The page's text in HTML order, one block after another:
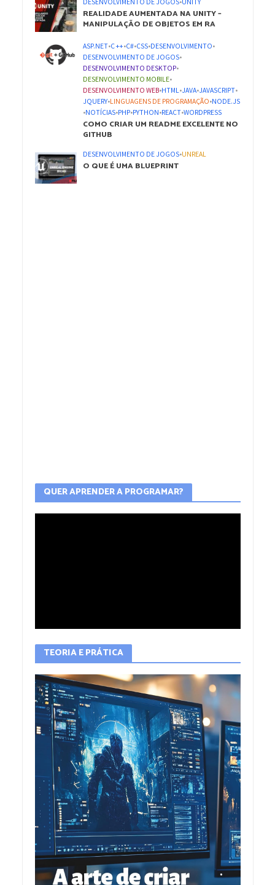
DESENVOLVIMENTO DE JOGOS•UNITY
REALIDADE AUMENTADA NA UNITY –
MANIPULAÇÃO DE OBJETOS EM RA
ASP.NET•C ++•C#•CSS•DESENVOLVIMENTO•
DESENVOLVIMENTO DE JOGOS•
DESENVOLVIMENTO DESKTOP•
DESENVOLVIMENTO MOBILE•
DESENVOLVIMENTO WEB•HTML •JAVA•JAVASCRIPT•
JQUERY•LINGUAGENS DE PROGRAMAÇÃO•NODE.JS
•NOTÍCIAS•PHP•PYTHON•REACT•WORDPRESS
COMO CRIAR UM README EXCELENTE NO
GITHUB
DESENVOLVIMENTO DE JOGOS•UNREAL
O QUE É UMA BLUEPRINT
QUER APRENDER A PROGRAMAR?
TEORIA E PRÁTICA